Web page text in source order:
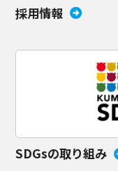
採用情報
SDGsの取り組み